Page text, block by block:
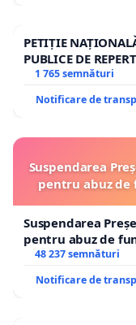
PETIȚIE
PUBLICE DE
1 765 semnături
Notificare de
Suspendarea
pentru abuz
Suspendarea
pentru abuz de
48 237 semnături
Notificare de